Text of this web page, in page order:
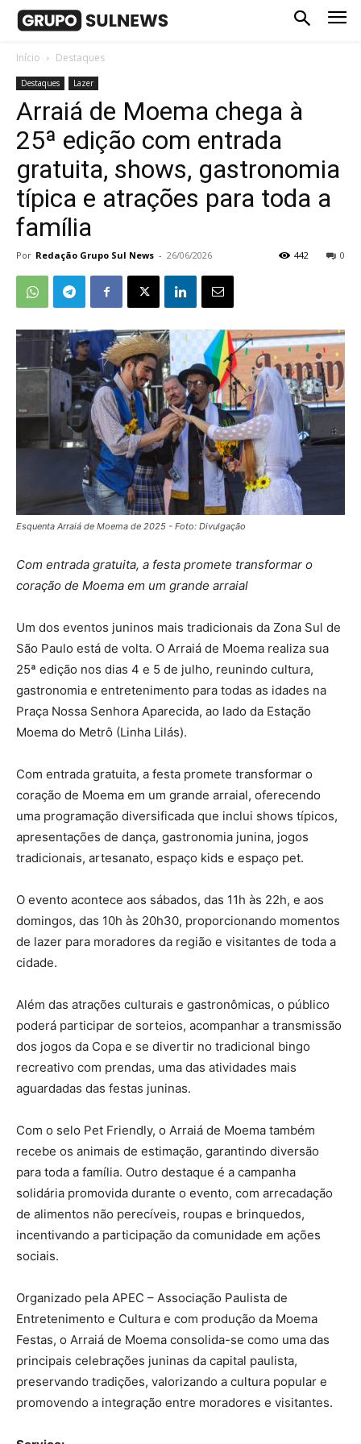
Início Destaques
Destaques Lazer
Arraiá de Moema chega à
25ª edição com entrada
gratuita, shows, gastronomia
típica e atrações para toda a
família
Por Redação Grupo Sul News - 26/06/2026 0
442
Esquenta Arraiá de Moema de 2025 - Foto: Divulgação
Com entrada gratuita, a festa promete transformar o
coração de Moema em um grande arraial
Um dos eventos juninos mais tradicionais da Zona Sul de
São Paulo está de volta. O Arraiá de Moema realiza sua
25ª edição nos dias 4 e 5 de julho, reunindo cultura,
gastronomia e entretenimento para todas as idades na
Praça Nossa Senhora Aparecida, ao lado da Estação
Moema do Metrô (Linha Lilás).
Com entrada gratuita, a festa promete transformar o
coração de Moema em um grande arraial, oferecendo
uma programação diversificada que inclui shows típicos,
apresentações de dança, gastronomia junina, jogos
tradicionais, artesanato, espaço kids e espaço pet.
O evento acontece aos sábados, das 11h às 22h, e aos
domingos, das 10h às 20h30, proporcionando momentos
de lazer para moradores da região e visitantes de toda a
cidade.
Além das atrações culturais e gastronômicas, o público
poderá participar de sorteios, acompanhar a transmissão
dos jogos da Copa e se divertir no tradicional bingo
recreativo com prendas, uma das atividades mais
aguardadas das festas juninas.
Com o selo Pet Friendly, o Arraiá de Moema também
recebe os animais de estimação, garantindo diversão
para toda a família. Outro destaque é a campanha
solidária promovida durante o evento, com arrecadação
de alimentos não perecíveis, roupas e brinquedos,
incentivando a participação da comunidade em ações
sociais.
Organizado pela APEC – Associação Paulista de
Entretenimento e Cultura e com produção da Moema
Festas, o Arraiá de Moema consolida-se como uma das
principais celebrações juninas da capital paulista,
preservando tradições, valorizando a cultura popular e
promovendo a integração entre moradores e visitantes.